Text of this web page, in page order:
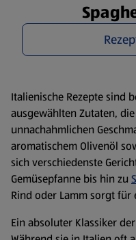
Italienische Rezepte sind
ausgewählten Zutaten,
unnachahmlichen
aromatischem Olivenöl
sich verschiedenste
Gemüsepfanne bis hin zu
Rind oder Lamm sorgt für
Ein absoluter Klassiker